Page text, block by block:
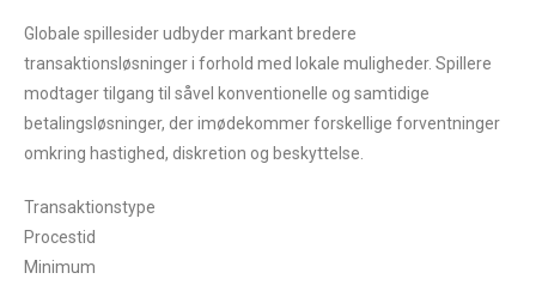
Globale spillesider udbyder markant bredere
transaktionsløsninger i forhold med lokale muligheder. Spillere
modtager tilgang til såvel konventionelle og samtidige
betalingsløsninger, der imødekommer forskellige forventninger
omkring hastighed, diskretion og beskyttelse.
Transaktionstype
Procestid
Minimum